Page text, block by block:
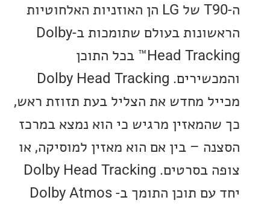
ה-T90 של LG הן האוזניות האלחוטיות
הראשונות בעולם שתומכות ב-Dolby
Head Tracking™ בכל התוכן
והמכשירים. Dolby Head Tracking
מחדש את הצליל בעת תזוזת ראש,
מרגיש כי הוא נמצא במרכז
– בין אם הוא מאזין למוסיקה, או
צופה בסרטים. Dolby Head Tracking
יחד עם תוכן התומך ב- Dolby Atmos